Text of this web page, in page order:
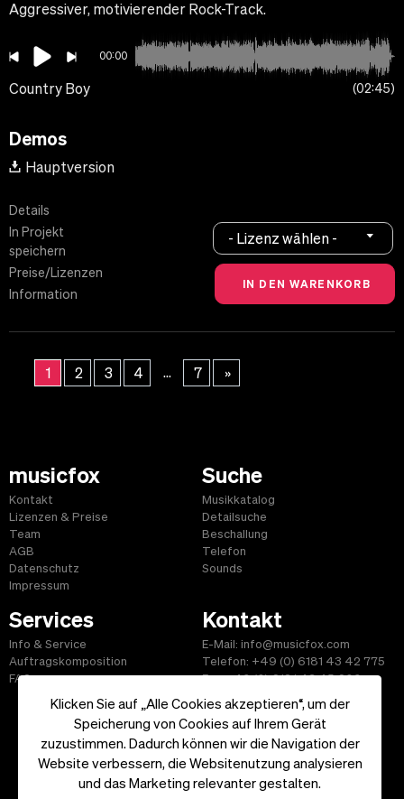
Klicken Sie auf „Alle Cookies akzeptieren“, um der
Speicherung von Cookies auf Ihrem Gerät
zuzustimmen. Dadurch können wir die Navigation der
Website verbessern, die Websitenutzung analysieren
und das Marketing relevanter gestalten.
Aggressiver, motivierender Rock-Track.
00:00
Country Boy 02:45
Demos
Hauptversion
Details
In Projekt
speichern
Preise/Lizenzen
Information
- Lizenz wählen -
1 2 3 4 ... 7 »
musicfox
Kontakt
Lizenzen & Preise
Team
AGB
Datenschutz
Impressum
Suche
Musikkatalog
Detailsuche
Beschallung
Telefon
Sounds
Services
Info & Service
Auftragskomposition
FAQ
Kontakt
E-Mail: info@musicfox.com
Telefon: +49 (0) 6181 43 42 775
Fax: +49 (0) 6181 43 45 609
Start|Informationen|AGB|Kontakt
Copyright ©2026 musicfox.com - Gemafreie Musik. All Rights